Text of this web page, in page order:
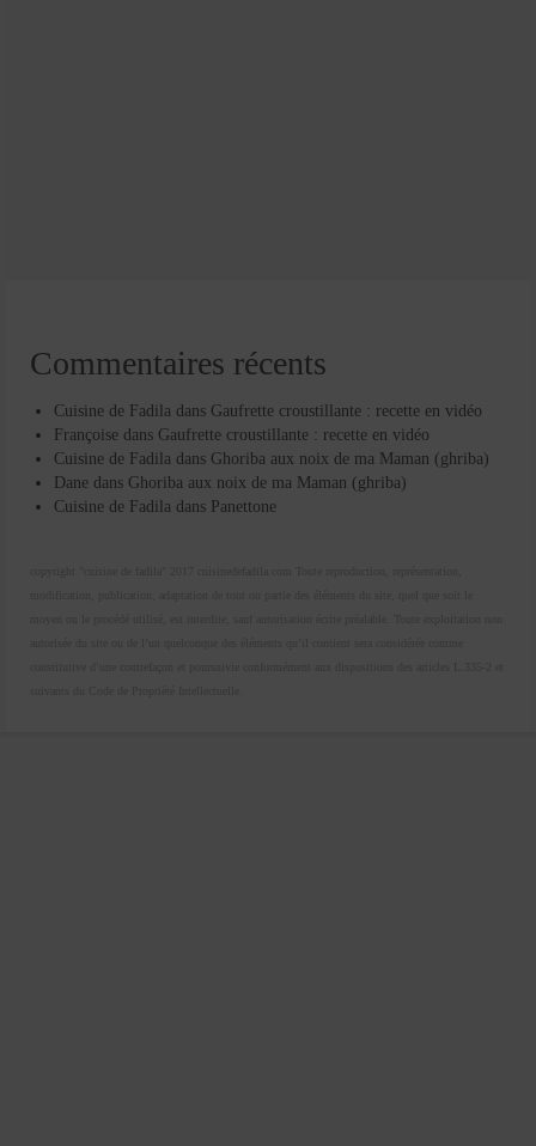
Commentaires récents
Cuisine de Fadila dans Gaufrette croustillante : recette en vidéo
Françoise dans Gaufrette croustillante : recette en vidéo
Cuisine de Fadila dans Ghoriba aux noix de ma Maman (ghriba)
Dane dans Ghoriba aux noix de ma Maman (ghriba)
Cuisine de Fadila dans Panettone